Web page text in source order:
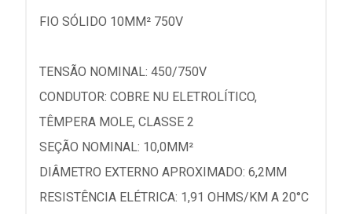
FIO SÓLIDO 10MM² 750V
TENSÃO NOMINAL: 450/750V
CONDUTOR: COBRE NU ELETROLÍTICO,
TÊMPERA MOLE, CLASSE 2
SEÇÃO NOMINAL: 10,0MM²
DIÂMETRO EXTERNO APROXIMADO: 6,2MM
RESISTÊNCIA ELÉTRICA: 1,91 OHMS/KM A 20°C